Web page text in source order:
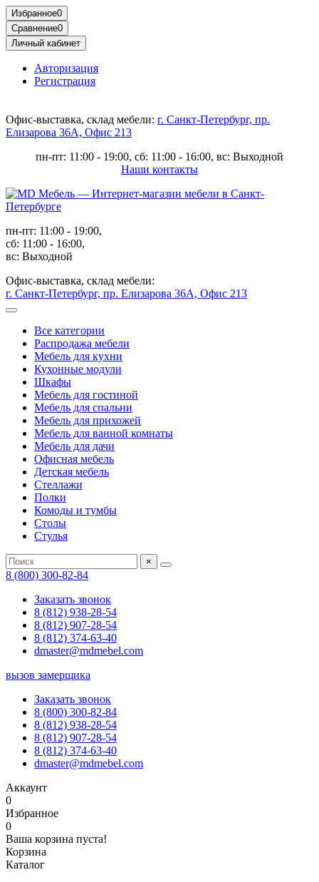
Избранное0
Сравнение0
Личный кабинет
Авторизация
Регистрация
Офис-выставка, склад мебели: г. Санкт-Петербург, пр.
Елизарова 36А, Офис 213
пн-пт: 11:00 - 19:00, сб: 11:00 - 16:00, вс: Выходной
Наши контакты
пн-пт: 11:00 - 19:00,
сб: 11:00 - 16:00,
вс: Выходной
Офис-выставка, склад мебели:
г. Санкт-Петербург, пр. Елизарова 36А, Офис 213
Все категории
Распродажа мебели
Мебель для кухни
Кухонные модули
Шкафы
Мебель для гостиной
Мебель для спальни
Мебель для прихожей
Мебель для ванной комнаты
Мебель для дачи
Офисная мебель
Детская мебель
Стеллажи
Полки
Комоды и тумбы
Столы
Стулья
×
8 (800) 300-82-84
Заказать звонок
8 (812) 938-28-54
8 (812) 907-28-54
8 (812) 374-63-40
dmaster@mdmebel.com
вызов замерщика
Заказать звонок
8 (800) 300-82-84
8 (812) 938-28-54
8 (812) 907-28-54
8 (812) 374-63-40
dmaster@mdmebel.com
Аккаунт
0
Избранное
0
Ваша корзина пуста!
Корзина
Каталог